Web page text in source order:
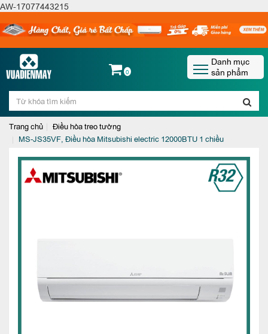
AW-17077443215
0
Danh mục
sản phẩm
Trang chủ
Điều hòa treo tường
MS-JS35VF, Điều hòa Mitsubishi electric 12000BTU 1 chiều